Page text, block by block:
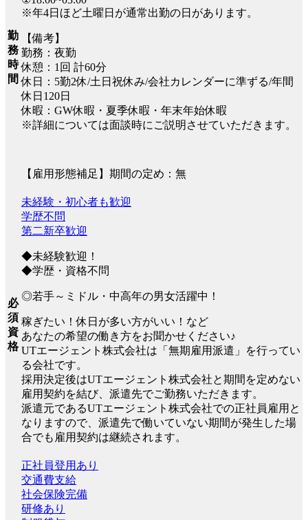
勤
務
時
間
※年4日ほど土曜日が通常出勤の日があります。
【備考】
勤務：夜勤
休憩：1回 計60分
休日：5勤2休/土日祝休み/会社カレンダーに準ずる/年間
休日120日
休暇：GW休暇・夏季休暇・年末年始休暇
※詳細については面談時にご説明させていただきます。
【雇用形態補足】期間の定め：無
必
須
資
格
未経験・初心者も歓迎
学歴不問
第二新卒歓迎
◆未経験歓迎！
◆学歴・資格不問
◎若手～ミドル・中高年の男女活躍中！
稼ぎたい！休日が多い方がいい！など
あなたの希望の働き方をお聞かせください♪
UTエージェント株式会社は「無期雇用派遣」を行ってい
る会社です。
採用決定後はUTエージェント株式会社と期間を定めない
雇用契約を結び、派遣先でご勤務いただきます。
派遣元であるUTエージェント株式会社での正社員雇用と
なりますので、派遣先で働いていない期間が発生した場
合でも雇用契約は継続されます。
正社員登用あり
交通費支給
社会保険完備
研修あり